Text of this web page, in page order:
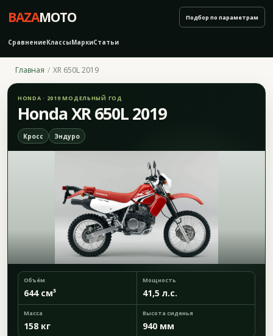
BAZAMOTO
СравнениеКлассыМаркиСтатьи
Подбор по параметрам
Главная XR 650L 2019
HONDA · 2019 МОДЕЛЬНЫЙ ГОД
Honda XR 650L 2019
Кросс Эндуро
Объём
644 см³
Мощность
41,5 л.с.
Масса
158 кг
Высота сиденья
940 мм